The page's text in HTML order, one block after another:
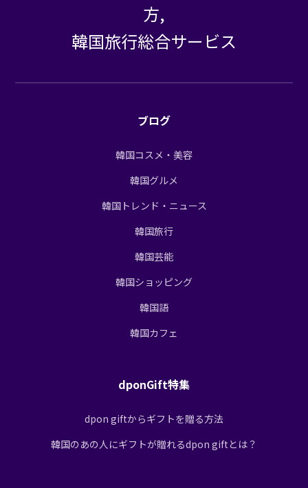
方,
韓国旅行総合サービス
ブログ
韓国コスメ・美容
韓国グルメ
韓国トレンド・ニュース
韓国旅行
韓国芸能
韓国ショッピング
韓国語
韓国カフェ
dponGift特集
dpon giftからギフトを贈る方法
韓国のあの人にギフトが贈れるdpon giftとは？